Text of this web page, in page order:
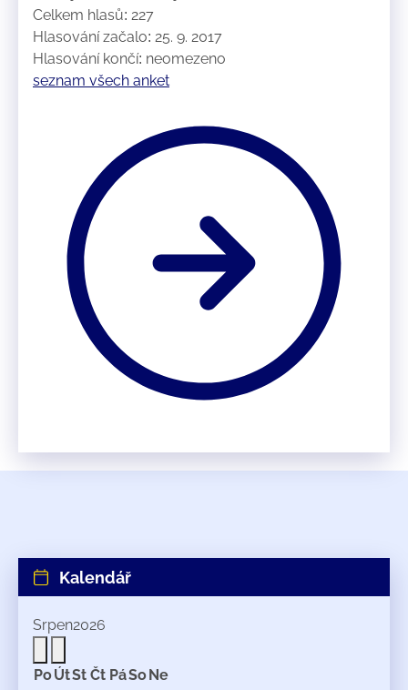
Celkem hlasů: 227
Hlasování začalo: 25. 9. 2017
Hlasování končí: neomezeno
seznam všech anket
Kalendář
Srpen2026
PoÚtSt Čt PáSoNe